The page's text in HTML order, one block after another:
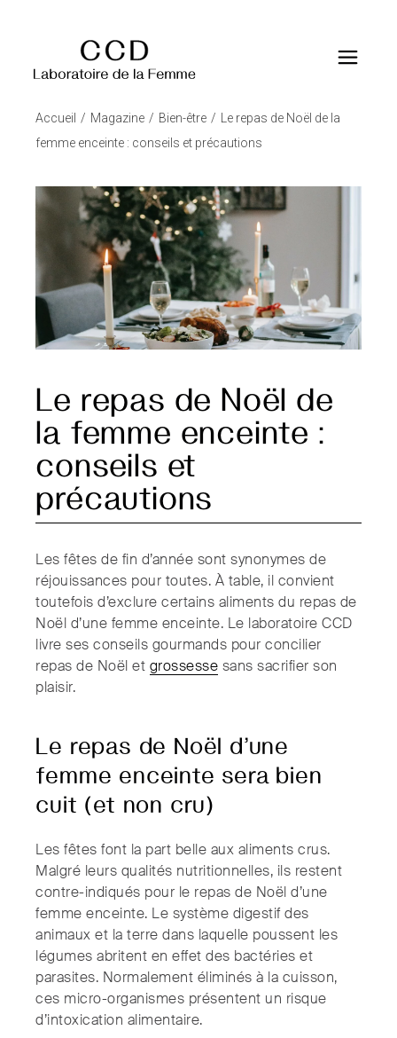
Accueil Magazine Bien-être
Le repas de Noël de la
femme enceinte : conseils et précautions
Le repas de Noël de
la femme enceinte :
conseils et
précautions
Les fêtes de fin d’année sont synonymes de
réjouissances pour toutes. À table, il convient
toutefois d’exclure certains aliments du repas de
Noël d’une femme enceinte. Le laboratoire CCD
livre ses conseils gourmands pour concilier
repas de Noël et grossesse sans sacrifier son
plaisir.
Le repas de Noël d’une
femme enceinte sera bien
cuit (et non cru)
Les fêtes font la part belle aux aliments crus.
Malgré leurs qualités nutritionnelles, ils restent
contre-indiqués pour le repas de Noël d’une
femme enceinte. Le système digestif des
animaux et la terre dans laquelle poussent les
légumes abritent en effet des bactéries et
parasites. Normalement éliminés à la cuisson,
ces micro-organismes présentent un risque
d’intoxication alimentaire.